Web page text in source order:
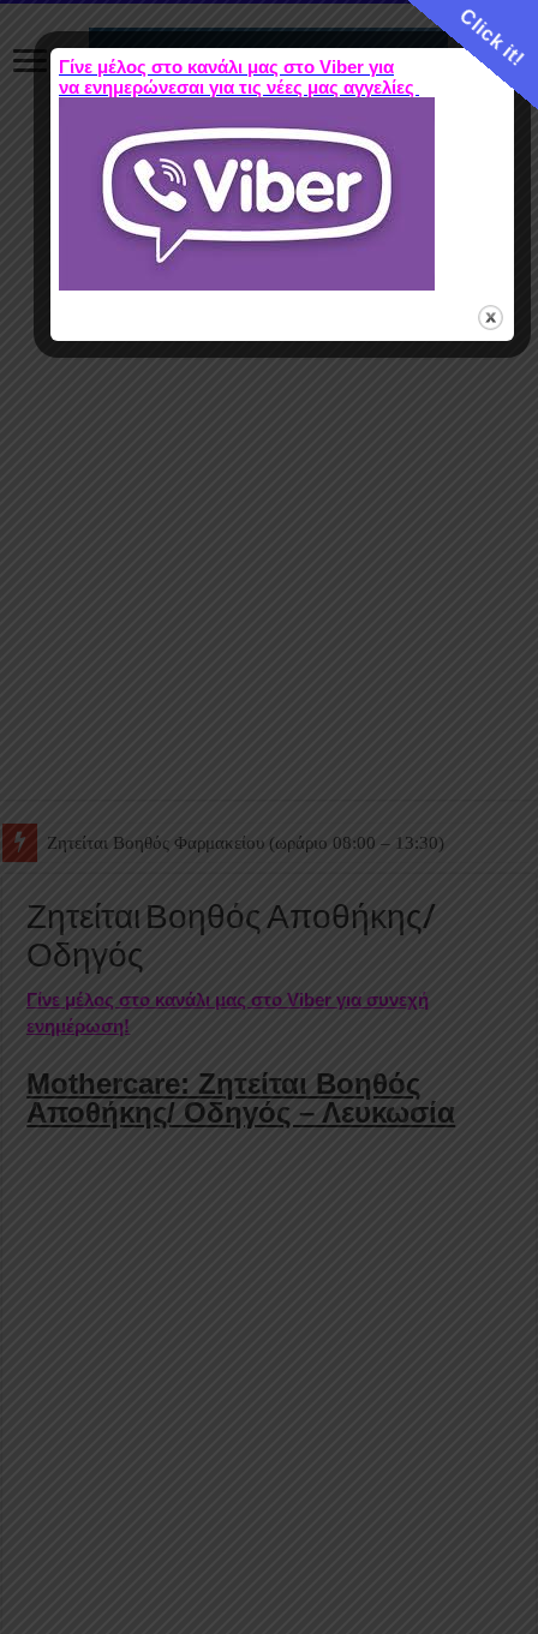
Ζητείται Βοηθός Θαλάμου
Ζητείται Βοηθός Αποθήκης/
Οδηγός
Γίνε μέλος στο κανάλι μας στο Viber για συνεχή
ενημέρωση!
Mothercare: Ζητείται Βοηθός
Αποθήκης/ Οδηγός – Λευκωσία
Click it!
Γίνε μέλος στο κανάλι μας στο Viber για
να ενημερώνεσαι για τις νέες μας αγγελίες